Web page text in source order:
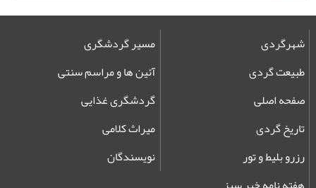
شهرگردی
طبیعت گردی
صفحه اصلی
تاریخ گردی
مسیر گردشگری
آئین ها و مراسم سنتی
گردشگری غذایی
میراث کلامی
رزرو بلیط و تور
نویسندگان